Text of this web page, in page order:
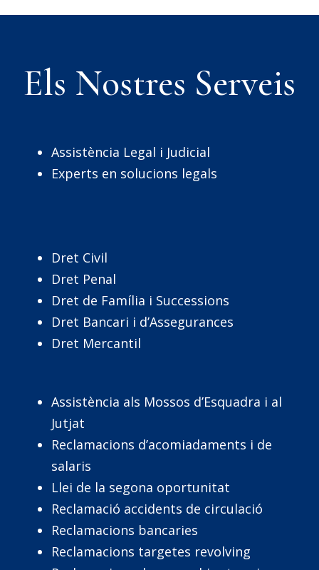
Els Nostres Serveis
Assistència Legal i Judicial
Experts en solucions legals
Dret Civil
Dret Penal
Dret de Família i Successions
Dret Bancari i d’Assegurances
Dret Mercantil
Assistència als Mossos d’Esquadra i al
Jutjat
Reclamacions d’acomiadaments i de
salaris
Llei de la segona oportunitat
Reclamació accidents de circulació
Reclamacions bancaries
Reclamacions targetes revolving